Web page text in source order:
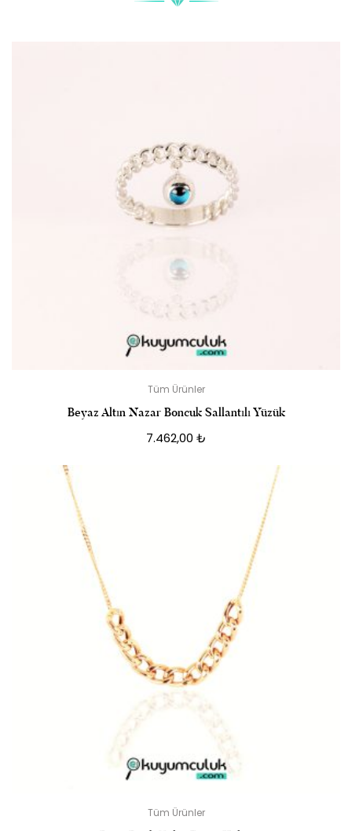
Tüm Ürünler
Beyaz Altın Nazar Boncuk Sallantılı Yüzük
7.462,00 ₺
Tüm Ürünler